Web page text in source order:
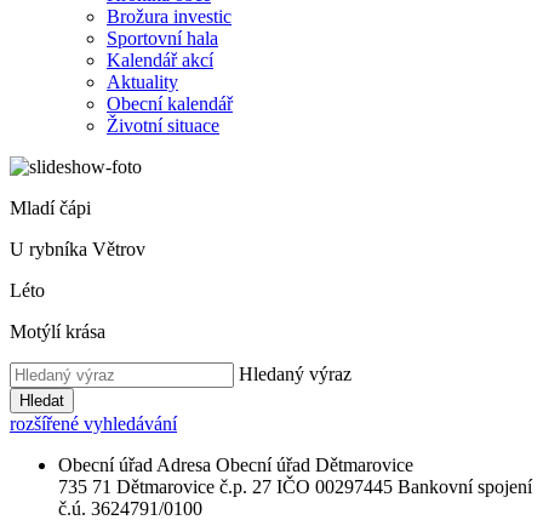
Brožura investic
Sportovní hala
Kalendář akcí
Aktuality
Obecní kalendář
Životní situace
Mladí čápi
U rybníka Větrov
Léto
Motýlí krása
Hledaný výraz
Hledat
rozšířené vyhledávání
Obecní úřad Adresa Obecní úřad Dětmarovice
735 71 Dětmarovice č.p. 27 IČO 00297445 Bankovní spojení
č.ú. 3624791/0100